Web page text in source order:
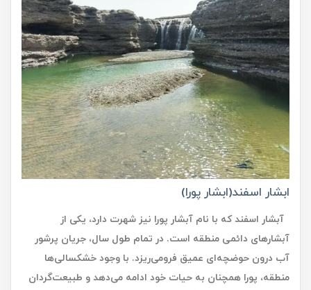
ابشار اسفند(ابشار پورا)
آبشار اسفند که با نام آبشار پورا نیز شهرت دارد، یکی از
آبشارهای دائمی منطقه است. در تمام طول سال، جریان پرشور
آب درون حوضچه‌ای عمیق فرومی‌ریزد. با وجود خشکسالی‌ها
منطقه، پورا همچنان به حیات خود ادامه می‌دهد و طبیعت‌گردان